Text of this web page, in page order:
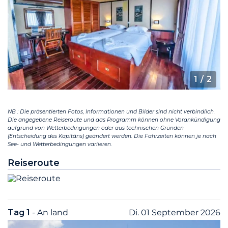
1 / 2
NB : Die präsentierten Fotos, Informationen und Bilder sind nicht verbindlich.
Die angegebene Reiseroute und das Programm können ohne Vorankündigung
aufgrund von Wetterbedingungen oder aus technischen Gründen
(Entscheidung des Kapitäns) geändert werden. Die Fahrzeiten können je nach
See- und Wetterbedingungen variieren.
Reiseroute
Tag 1 - An land Di. 01 September 2026